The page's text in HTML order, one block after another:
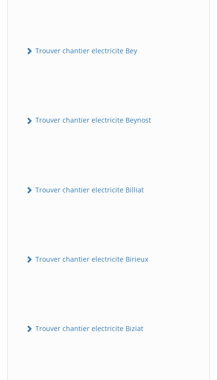
Trouver chantier electricite Bey
Trouver chantier electricite Beynost
Trouver chantier electricite Billiat
Trouver chantier electricite Birieux
Trouver chantier electricite Biziat